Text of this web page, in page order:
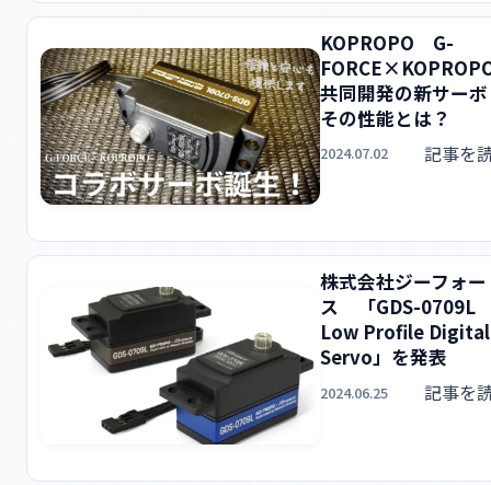
KOPROPO G-
共同開発の新サー
その性能とは？
2024.07.02 記事を
株式会社ジーフォー
ス 「GDS-0709L
Low Profile Digital
Servo」を発表
2024.06.25 記事を